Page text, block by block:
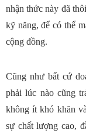
nhận thức này đã
kỹ năng, để có thể
cộng đồng.
Cũng như bất cứ
phải lúc nào cũng
không ít khó khăn
sự chất lượng cao,